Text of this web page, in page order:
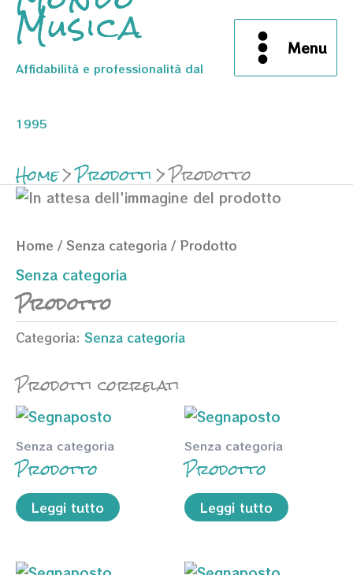
Musica
Affidabilità e professionalità dal
1995
Menu
Home Prodotti Prodotto
Home / Senza categoria / Prodotto
Senza categoria
Prodotto
Categoria: Senza categoria
Prodotti correlati
Senza categoria
Prodotto
Leggi tutto
Senza categoria
Prodotto
Leggi tutto